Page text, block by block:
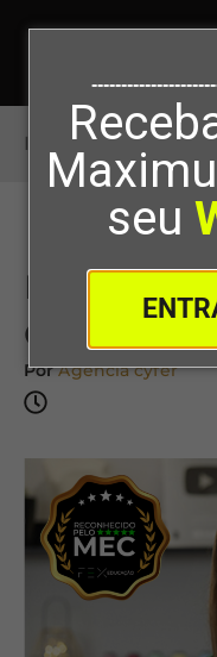
seu
Início>
COSTURA
PorAgência cyfer